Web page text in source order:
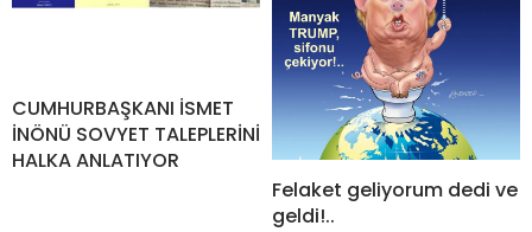
CUMHURBAŞKANI İSMET
İNÖNÜ SOVYET TALEPLERİNİ
HALKA ANLATIYOR
Felaket geliyorum dedi ve
geldi!..